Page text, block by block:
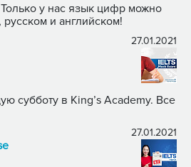
у нас язык цифр можно
русском и английском!
27.01.2021
субботу в King’s Academy. Все
27.01.2021